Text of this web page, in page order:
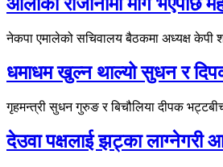
ओलीको राजीनामा माग भएपछि
नेकपा एमालेको सचिवालय बैठकमा अध्यक्ष केपी
धमाधम खुल्न थाल्यो सुधन र
गृहमन्त्री सुधन गुरुङ र बिचौलिया दीपक
देउवा पक्षलाई झट्का